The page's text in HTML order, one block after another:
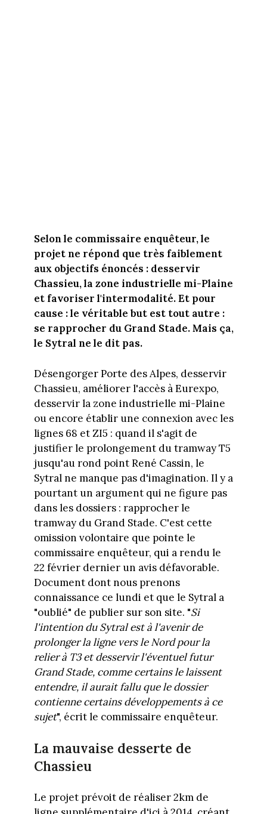
Selon le commissaire enquêteur, le
projet ne répond que très faiblement
aux objectifs énoncés : desservir
Chassieu, la zone industrielle mi-Plaine
et favoriser l'intermodalité. Et pour
cause : le véritable but est tout autre :
se rapprocher du Grand Stade. Mais ça,
le Sytral ne le dit pas.
Désengorger Porte des Alpes, desservir
Chassieu, améliorer l'accès à Eurexpo,
desservir la zone industrielle mi-Plaine
ou encore établir une connexion avec les
lignes 68 et ZI5 : quand il s'agit de
justifier le prolongement du tramway T5
jusqu'au rond point René Cassin, le
Sytral ne manque pas d'imagination. Il y a
pourtant un argument qui ne figure pas
dans les dossiers : rapprocher le
tramway du Grand Stade. C'est cette
omission volontaire que pointe le
commissaire enquêteur, qui a rendu le
22 février dernier un avis défavorable.
Document dont nous prenons
connaissance ce lundi et que le Sytral a
"oublié" de publier sur son site. "Si
l'intention du Sytral est à l'avenir de
prolonger la ligne vers le Nord pour la
relier à T3 et desservir l'éventuel futur
Grand Stade, comme certains le laissent
entendre, il aurait fallu que le dossier
contienne certains développements à ce
sujet", écrit le commissaire enquêteur.
La mauvaise desserte de
Chassieu
Le projet prévoit de réaliser 2km de